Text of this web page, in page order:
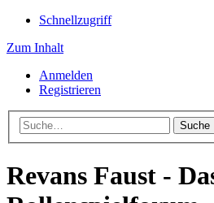
Schnellzugriff
Zum Inhalt
Anmelden
Registrieren
Suche
Revans Faust -